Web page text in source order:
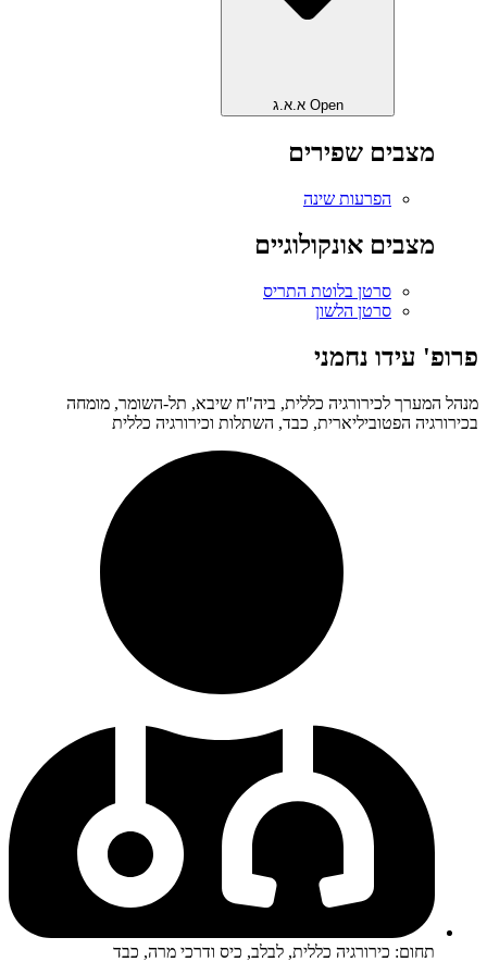
Open א.א.ג
מצבים שפירים
הפרעות שינה
מצבים אונקולוגיים
סרטן בלוטת התריס
סרטן הלשון
פרופ' עידו נחמני
מנהל המערך לכירורגיה כללית, ביה"ח שיבא, תל-השומר, מומחה
בכירורגיה הפטוביליארית, כבד, השתלות וכירורגיה כללית
תחום: כירורגיה כללית, לבלב, כיס ודרכי מרה, כבד